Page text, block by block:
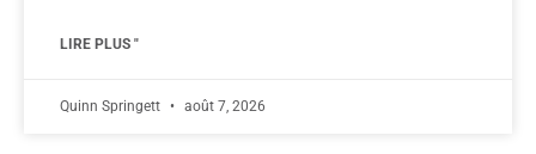
LIRE PLUS "
Quinn Springett août 7, 2026